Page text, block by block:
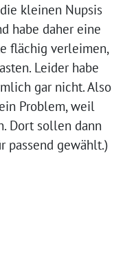
kleinen Nupsis
habe daher eine
flächig verleimen,
Leider habe
gar nicht. Also
Problem, weil
Dort sollen dann
passend gewählt.)